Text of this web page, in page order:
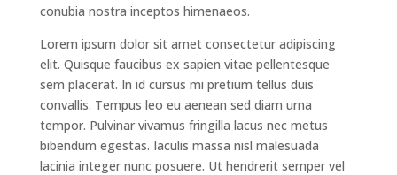
conubia nostra inceptos himenaeos.
Lorem ipsum dolor sit amet consectetur adipiscing
elit. Quisque faucibus ex sapien vitae pellentesque
sem placerat. In id cursus mi pretium tellus duis
convallis. Tempus leo eu aenean sed diam urna
tempor. Pulvinar vivamus fringilla lacus nec metus
bibendum egestas. Iaculis massa nisl malesuada
lacinia integer nunc posuere. Ut hendrerit semper vel